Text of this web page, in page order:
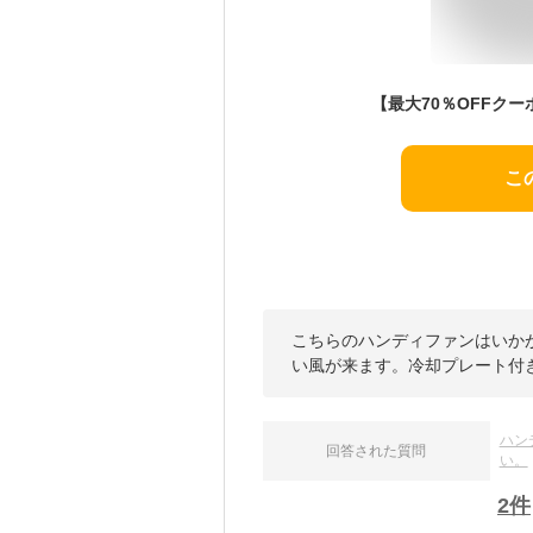
こ
こちらのハンディファンはい
い風が来ます。冷却プレート付
回答された質問
ハン
い。
2件